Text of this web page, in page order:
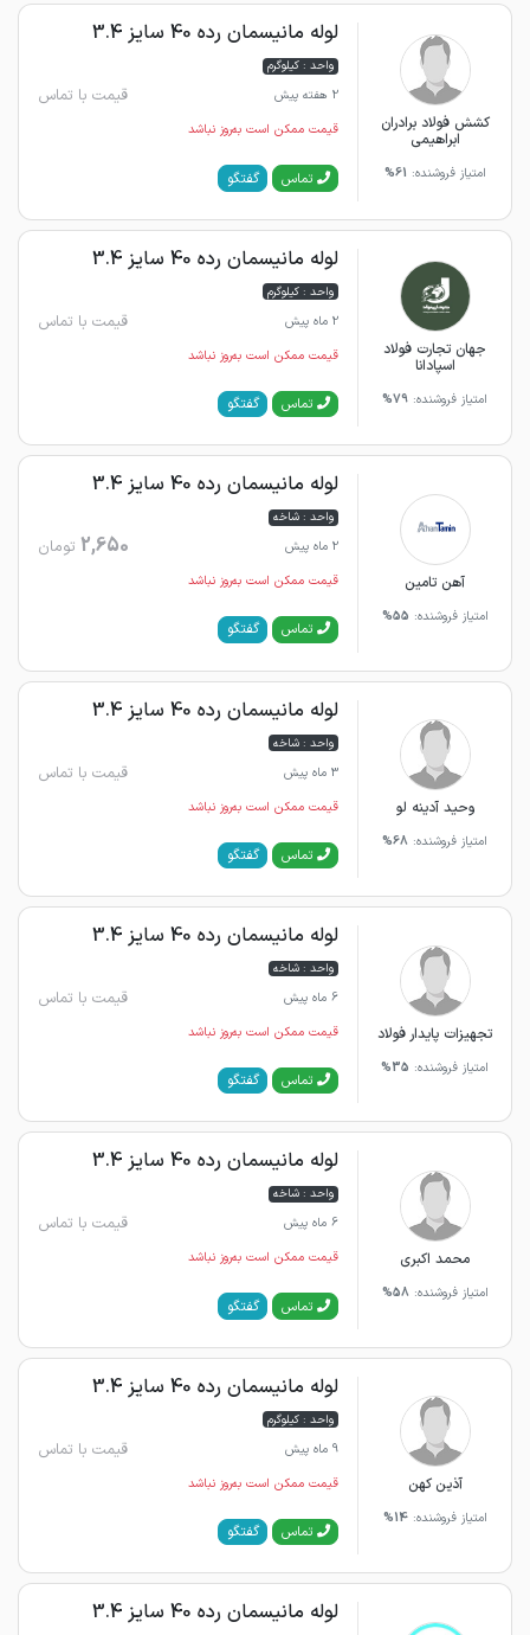
کشش فولاد برادران
ابراهیمی
امتیاز فروشنده: 61%
لوله مانیسمان رده 40 سایز 3.4
واحد : کیلوگرم
2 هفته پیش
قیمت با تماس
قیمت ممکن است به‌روز نباشد
تماس گفتگو
جهان تجارت فولاد
اسپادانا
امتیاز فروشنده: 79%
لوله مانیسمان رده 40 سایز 3.4
واحد : کیلوگرم
2 ماه پیش
قیمت با تماس
قیمت ممکن است به‌روز نباشد
تماس گفتگو
آهن تامین
امتیاز فروشنده: 55%
لوله مانیسمان رده 40 سایز 3.4
واحد : شاخه
2 ماه پیش
2,650 تومان
قیمت ممکن است به‌روز نباشد
تماس گفتگو
وحید آدینه لو
امتیاز فروشنده: 68%
لوله مانیسمان رده 40 سایز 3.4
واحد : شاخه
3 ماه پیش
قیمت با تماس
قیمت ممکن است به‌روز نباشد
تماس گفتگو
تجهیزات پایدار فولاد
امتیاز فروشنده: 35%
لوله مانیسمان رده 40 سایز 3.4
واحد : شاخه
6 ماه پیش
قیمت با تماس
قیمت ممکن است به‌روز نباشد
تماس گفتگو
محمد اکبری
امتیاز فروشنده: 58%
لوله مانیسمان رده 40 سایز 3.4
واحد : شاخه
6 ماه پیش
قیمت با تماس
قیمت ممکن است به‌روز نباشد
تماس گفتگو
آذین کهن
امتیاز فروشنده:14%
لوله مانیسمان رده 40 سایز 3.4
واحد : کیلوگرم
9 ماه پیش
قیمت با تماس
قیمت ممکن است به‌روز نباشد
تماس گفتگو
لوله مانیسمان رده 40 سایز 3.4